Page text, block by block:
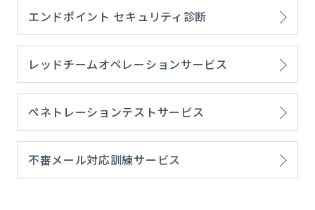
エンドポイント セキュリティ診断
レッドチームオペレーションサービス
ペネトレーションテストサービス
不審メール対応訓練サービス